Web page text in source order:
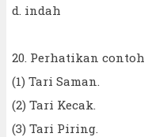
d. indah
20. Perhatikan
(1) Tari Saman.
(2) Tari Kecak.
(3) Tari Piring.